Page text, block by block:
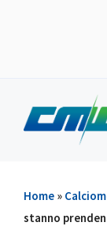
contenuto
Home »
stanno